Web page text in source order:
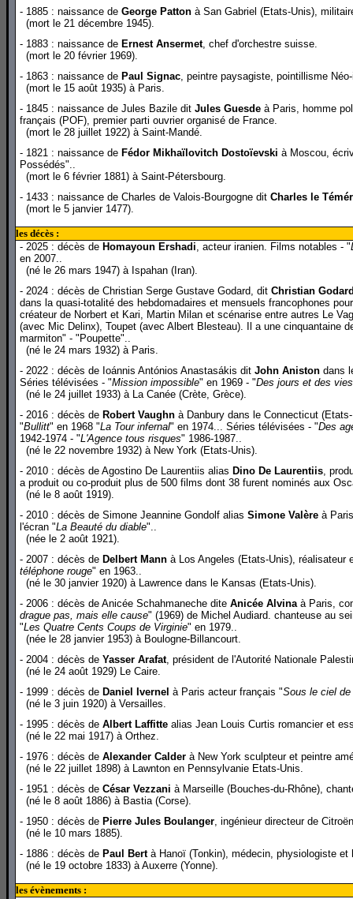
- 1885 : naissance de George Patton à San Gabriel (Etats-Unis),
(mort le 21 décembre 1945).
- 1883 : naissance de Ernest Ansermet, chef d'orchestre suisse.
(mort le 20 février 1969).
- 1863 : naissance de Paul Signac, peintre paysagiste, pointillisme
(mort le 15 août 1935) à Paris.
- 1845 : naissance de Jules Bazile dit Jules Guesde à Paris, homme
français (POF), premier parti ouvrier organisé de France.
(mort le 28 juillet 1922) à Saint-Mandé.
- 1821 : naissance de Fédor Mikhaïlovitch Dostoïevski à Moscou,
Possédés"..
(mort le 6 février 1881) à Saint-Pétersbourg.
- 1433 : naissance de Charles de Valois-Bourgogne dit Charles le
(mort le 5 janvier 1477).
les décès :
- 2025 : décès de Homayoun Ershadi, acteur iranien. Films notables - "
en 2007..
(né le 26 mars 1947) à Ispahan (Iran).
- 2024 : décès de Christian Serge Gustave Godard, dit Christian
dans la quasi-totalité des hebdomadaires et mensuels francophones
créateur de Norbert et Kari, Martin Milan et scénarise entre autres Le
(avec Mic Delinx), Toupet (avec Albert Blesteau). Il a une cinquantaine
marmiton" - "Poupette"..
(né le 24 mars 1932) à Paris.
- 2022 : décès de Ioánnis Antónios Anastasákis dit John Aniston dans
Séries télévisées - "Mission impossible" en 1969 - "Des jours et des vies
(né le 24 juillet 1933) à La Canée (Crète, Grèce).
- 2016 : décès de Robert Vaughn à Danbury dans le Connecticut
"Bullitt" en 1968 "La Tour infernal" en 1974... Séries télévisées - "Des
1942-1974 - "L'Agence tous risques" 1986-1987..
(né le 22 novembre 1932) à New York (Etats-Unis).
- 2010 : décès de Agostino De Laurentiis alias Dino De Laurentiis,
a produit ou co-produit plus de 500 films dont 38 furent nominés aux
(né le 8 août 1919).
- 2010 : décès de Simone Jeannine Gondolf alias Simone Valère à
l'écran "La Beauté du diable"..
(née le 2 août 1921).
- 2007 : décès de Delbert Mann à Los Angeles (Etats-Unis), réalisateur
téléphone rouge" en 1963..
(né le 30 janvier 1920) à Lawrence dans le Kansas (Etats-Unis).
- 2006 : décès de Anicée Schahmaneche dite Anicée Alvinaà Paris,
drague pas, mais elle cause" (1969) de Michel Audiard. chanteuse au
"Les Quatre Cents Coups de Virginie" en 1979..
(née le 28 janvier 1953) à Boulogne-Billancourt.
- 2004 : décès de Yasser Arafat, président de l'Autorité Nationale
(né le 24 août 1929) Le Caire.
- 1999 : décès de Daniel Ivernel à Paris acteur français "Sous le ciel de
(né le 3 juin 1920) à Versailles.
- 1995 : décès de Albert Laffitte alias Jean Louis Curtis romancier et
(né le 22 mai 1917) à Orthez.
- 1976 : décès de Alexander Calder à New York sculpteur et peintre
(né le 22 juillet 1898) à Lawnton en Pennsylvanie Etats-Unis.
- 1951 : décès de César Vezzani à Marseille (Bouches-du-Rhône),
(né le 8 août 1886) à Bastia (Corse).
- 1950 : décès de Pierre Jules Boulanger, ingénieur directeur de
(né le 10 mars 1885).
- 1886 : décès de Paul Bertà Hanoï (Tonkin), médecin, physiologiste et
(né le 19 octobre 1833) à Auxerre (Yonne).
les évènements :